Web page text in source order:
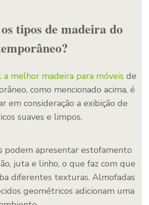
tipos de madeira do
a melhor madeira para móveis de
como mencionado acima, é
em consideração a exibição de
suaves e limpos.
podem apresentar estofamento
juta e linho, o que faz com que
diferentes texturas. Almofadas
geométricos adicionam uma